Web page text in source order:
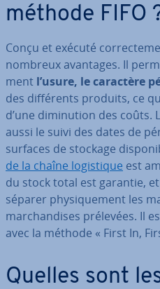
méthode FIFO
Conçu et exécuté
nombreux avantages. Il
ment l’usure, le caractère
des dif­fé­rents produits, ce
d’une di­mi­nu­tion des coûts.
aussi le suivi des dates de
surfaces de stockage
de la chaîne lo­gis­tique est
du stock total est garantie,
séparer phy­si­que­ment les
mar­chan­dises prélevées. Il
avec la méthode « First In,
Quelles sont